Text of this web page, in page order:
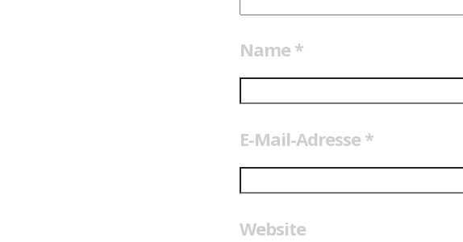
Name *
E-Mail-Adresse *
Website